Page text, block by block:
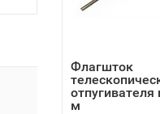
Флагшток
отпугивателя
м